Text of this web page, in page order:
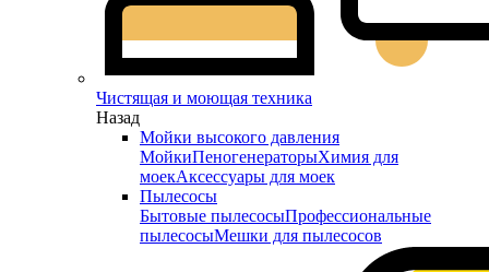
Чистящая и моющая техника
Назад
Мойки высокого давления
МойкиПеногенераторыХимия для
моекАксессуары для моек
Пылесосы
Бытовые пылесосыПрофессиональные
пылесосыМешки для пылесосов